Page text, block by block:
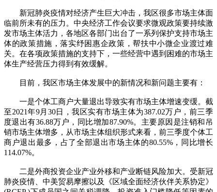
新冠肺炎疫情对经济产生巨大冲击，我区很多市场主体面
临前所未有的压力。中央经济工作会议要求微观政策要持续激
发市场主体活力，各地区各部门出台了一系列保护支持市场主
体的政策措施，落实纾困惠企政策，帮扶中小微企业渡过难
关。在各项政策措施的支持下，一些经营中遇到困难的市场主
体生产经营压力得到有效缓解。
目前，我区市场主体发展中的新情况和新问题主要有：
一是个体工商户大量退出导致实有市场主体增速变缓。截
至2021年9月30日，我区实有市场主体为387.02万户，前三季
度退出有36.88万户，同比增加87.90%。主要原因是注销和吊
销市场主体增多，从市场主体组织形式来看，前三季度个体工
商户退出最多，占了全部退出市场主体的80.55%，同比增长
114.07%。
二是外商投资企业产业外移和产业断链风险加大。受新冠
肺炎疫情、中美贸易摩擦以及《区域全面经济伙伴关系协定》